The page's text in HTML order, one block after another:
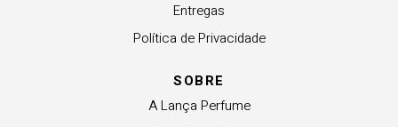
Entregas
Política de Privacidade
SOBRE
A Lança Perfume